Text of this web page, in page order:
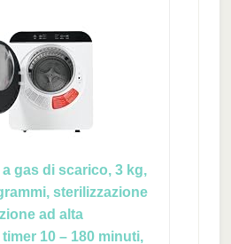
gas di scarico, 3 kg,
sterilizzazione
ad alta
10 – 180 minuti,